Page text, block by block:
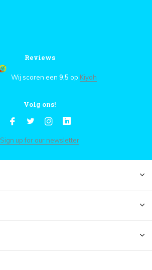
Reviews
Wij scoren een 9,5 op Kiyoh
Volg ons!
Sign up for our newsletter